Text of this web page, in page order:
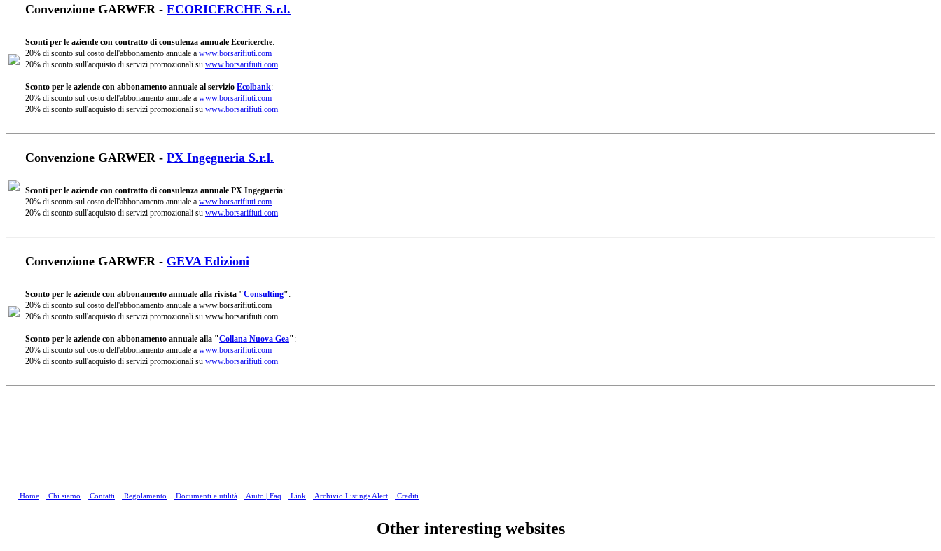
Convenzione GARWER - ECORICERCHE S.r.l.
Sconti per le aziende con contratto di consulenza annuale Ecoricerche:
20% di sconto sul costo dell'abbonamento annuale a www.borsarifiuti.com
20% di sconto sull'acquisto di servizi promozionali su www.borsarifiuti.com
Sconto per le aziende con abbonamento annuale al servizio Ecolbank:
20% di sconto sul costo dell'abbonamento annuale a www.borsarifiuti.com
20% di sconto sull'acquisto di servizi promozionali su www.borsarifiuti.com
Convenzione GARWER - PX Ingegneria S.r.l.
Sconti per le aziende con contratto di consulenza annuale PX Ingegneria:
20% di sconto sul costo dell'abbonamento annuale a www.borsarifiuti.com
20% di sconto sull'acquisto di servizi promozionali su www.borsarifiuti.com
Convenzione GARWER - GEVA Edizioni
Sconto per le aziende con abbonamento annuale alla rivista "Consulting":
20% di sconto sul costo dell'abbonamento annuale a www.borsarifiuti.com
20% di sconto sull'acquisto di servizi promozionali su www.borsarifiuti.com
Sconto per le aziende con abbonamento annuale alla "Collana Nuova Gea":
20% di sconto sul costo dell'abbonamento annuale a www.borsarifiuti.com
20% di sconto sull'acquisto di servizi promozionali su www.borsarifiuti.com
Home Chi siamo Contatti Regolamento Documenti e utilità Aiuto | Faq Link Archivio Listings Alert Crediti
Other interesting websites